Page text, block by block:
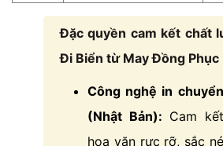
Đặc quyền cam kết chất
Đi Biển từ May Đồng Phục
Công nghệ in
(Nhật Bản): Cam
hoa văn rực rỡ, sắc